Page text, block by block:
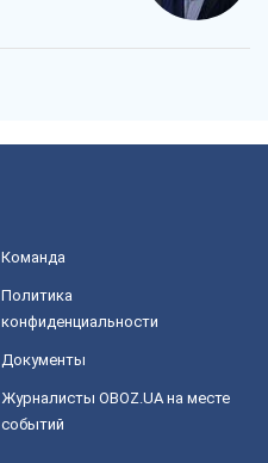
Команда
Политика
конфиденциальности
Документы
Журналисты OBOZ.UA на месте
событий